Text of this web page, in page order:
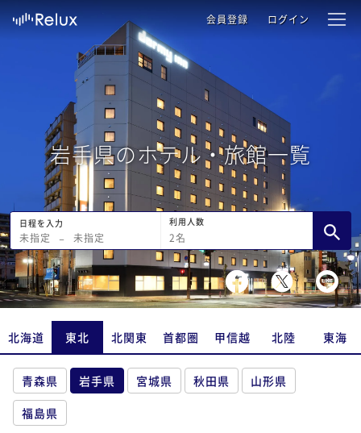
会員登録 ログイン
岩手県のホテル・旅館一覧
日程を入力
未指定 − 未指定
利用人数
2名
北海道 東北 北関東 首都圏 甲信越 北陸 東海
青森県 岩手県 宮城県 秋田県
山形県
福島県